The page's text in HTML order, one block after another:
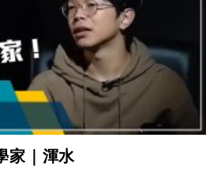
家｜渾水